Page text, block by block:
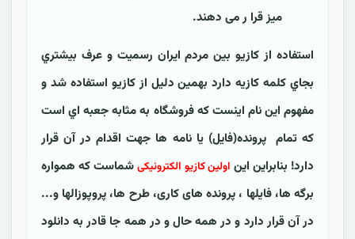
میز قرا ر می دهند.
استفاده از کازيو بين مردم ايران رسميت و عرف بيشتري
بجاي کلمه کازيه دارد بهمين دليل از کازيو استفاده شد و
مفهوم اين نام اينست که فروشگاه به مثابه جعبه اي است
که تمام پرونده(فايل) یا نامه ها جهت اقدام در آن قرار
دارد! بنابراین این اولین کازیو الکترونیکیشماست که همواره
برگه ها، فایلها ، پرونده های کاری، طرح ها، پروپوزالها و...
در آن قرار دارد و در همه حال و در همه جا قادر به دانلود